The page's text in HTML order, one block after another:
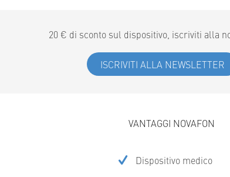
20 € di sconto sul dispositivo, iscriviti alla
ISCRIVITI ALLA NEWSLETTER
VANTAGGI NOVAFON
Dispositivo medico